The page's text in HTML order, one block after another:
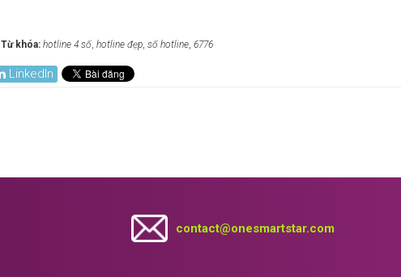
Từ khóa: hotline 4 số, hotline đẹp, số hotline, 6776
LinkedIn
contact@onesmartstar.com